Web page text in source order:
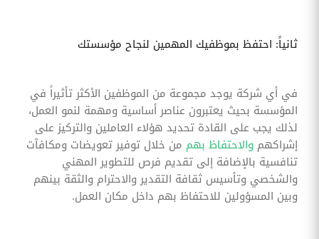
ثانياً: احتفظ بموظفيك المهمين لنجاح مؤسستك
في أي شركة يوجد مجموعة من الموظفين الأكثر تأثيراً في
المؤسسة بحيث يعتبرون عناصر أساسية ومهمة لنمو العمل،
لذلك يجب على القادة تحديد هؤلاء العاملين والتركيز على
إشراكهم والاحتفاظ بهم من خلال توفير تعويضات ومكافآت
تنافسية بالإضافة إلى تقديم فرص للتطوير المهني
والشخصي وتأسيس ثقافة التقدير والاحترام والثقة بينهم
وبين المسؤولين للاحتفاظ بهم داخل مكان العمل.